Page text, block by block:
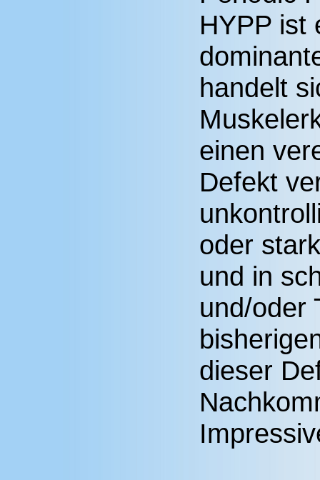
HYPP ist
handelt
einen
Defekt
oder
und in
und/oder
dieser